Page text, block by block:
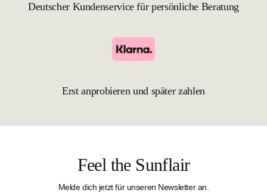
Deutscher Kundenservice für persönliche Beratung
Erst anprobieren und später zahlen
Feel the Sunflair
Melde dich jetzt für unseren Newsletter an.